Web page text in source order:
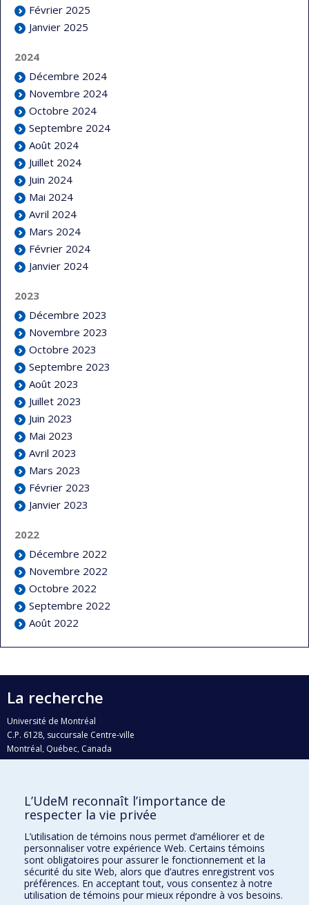
Février 2025
Janvier 2025
2024
Décembre 2024
Novembre 2024
Octobre 2024
Septembre 2024
Août 2024
Juillet 2024
Juin 2024
Mai 2024
Avril 2024
Mars 2024
Février 2024
Janvier 2024
2023
Décembre 2023
Novembre 2023
Octobre 2023
Septembre 2023
Août 2023
Juillet 2023
Juin 2023
Mai 2023
Avril 2023
Mars 2023
Février 2023
Janvier 2023
2022
Décembre 2022
Novembre 2022
Octobre 2022
Septembre 2022
Août 2022
La recherche
Université de Montréal
C.P. 6128, succursale Centre-ville
Montréal, Québec, Canada
H3C 3J7
Qui fait quoi?
Nous trouver
Plan du site
Accessibilité
L’UdeM reconnaît l’importance de
respecter la vie privée
L’utilisation de témoins nous permet d’améliorer et de
personnaliser votre expérience Web. Certains témoins
sont obligatoires pour assurer le fonctionnement et la
sécurité du site Web, alors que d’autres enregistrent vos
préférences. En acceptant tout, vous consentez à notre
utilisation de témoins pour mieux répondre à vos besoins.